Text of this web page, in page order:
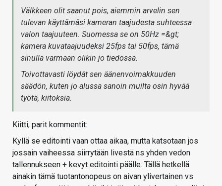
Välkkeen olit saanut pois, aiemmin arvelin sen
tulevan käyttämäsi kameran taajudesta suhteessa
valon taajuuteen. Suomessa se on 50Hz =&gt;
kamera kuvataajuudeksi 25fps tai 50fps, tämä
sinulla varmaan olikin jo tiedossa.
Toivottavasti löydät sen äänenvoimakkuuden
säädön, kuten jo alussa sanoin muilta osin hyvää
työtä, kiitoksia.
Kiitti, parit kommentit:
Kyllä se editointi vaan ottaa aikaa, mutta katsotaan jos
jossain vaiheessa siirrytään livestä ns yhden vedon
tallennukseen + kevyt editointi päälle. Tällä hetkellä
ainakin tämä tuotantonopeus on aivan ylivertainen vs